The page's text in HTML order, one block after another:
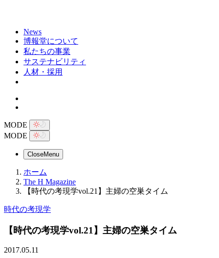
News
博報堂について
私たちの事業
サステナビリティ
人材・採用
MODE
MODE
CloseMenu
ホーム
The H Magazine
【時代の考現学vol.21】主婦の空巣タイム
時代の考現学
【時代の考現学vol.21】主婦の空巣タイム
2017.05.11